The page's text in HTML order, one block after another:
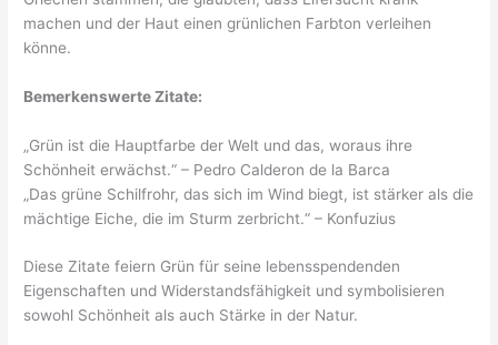
machen und der Haut einen grünlichen Farbton verleihen
könne.
Bemerkenswerte Zitate:
„Grün ist die Hauptfarbe der Welt und das, woraus ihre
Schönheit erwächst.“ – Pedro Calderon de la Barca
„Das grüne Schilfrohr, das sich im Wind biegt, ist stärker als die
mächtige Eiche, die im Sturm zerbricht.“ – Konfuzius
Diese Zitate feiern Grün für seine lebensspendenden
Eigenschaften und Widerstandsfähigkeit und symbolisieren
sowohl Schönheit als auch Stärke in der Natur.